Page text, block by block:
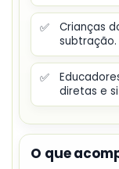
✅
Crianças
subtração.
✅
diretas e
O que